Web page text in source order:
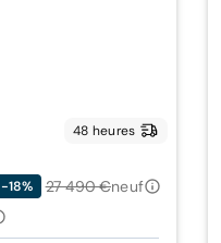
48 heures
-18% 27 490 €neuf